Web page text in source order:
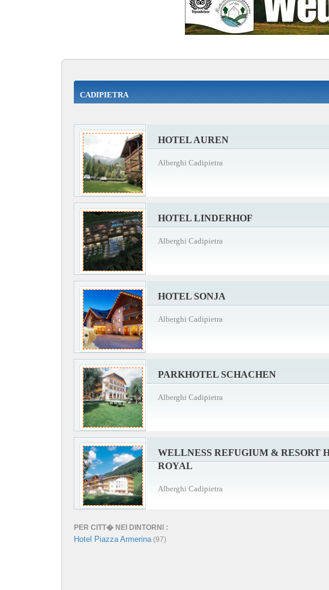
CADIPIETRA
HOTEL AUREN
Alberghi Cadipietra
HOTEL LINDERHOF
Alberghi Cadipietra
HOTEL SONJA
Alberghi Cadipietra
PARKHOTEL SCHACHEN
Alberghi Cadipietra
WELLNESS REFUGIUM & RESORT
ROYAL
Alberghi Cadipietra
PER CITT� NEI DINTORNI :
Hotel Piazza Armerina(97)